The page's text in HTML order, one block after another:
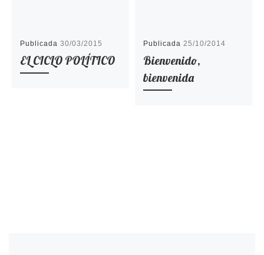
Publicada30/03/2015
EL CICLO POLÍTICO
Publicada25/10/2014
Bienvenido,
bienvenida